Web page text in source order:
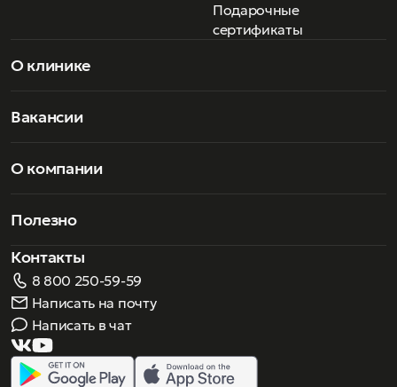
Подарочные
сертификаты
О клинике
Вакансии
О компании
Полезно
Контакты
8 800 250-59-59
Написать на почту
Написать в чат